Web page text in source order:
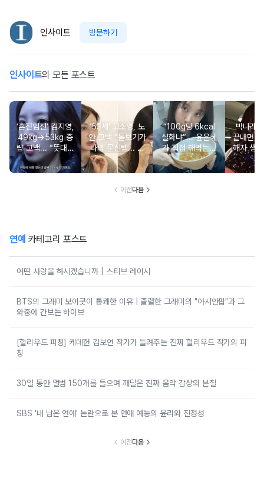
인사이트 방문하기
인사이트의 모든 포스트
‘혼전임신’ 김지영,
49kg→53kg 증
량 고백... “뜻대로
안돼”
‘53세’ 고소영, 노
안 고백 “돋보기가
나의 문신템... 받
아들이기로 했다”
“100g당 6kcal
실화냐”... 윤은혜
가 직접 해먹는다
는 ‘저칼로리 건강
밥’ 레시피, 난리
박나래
끝내면
해자 생
이전다음
연예 카테고리 포스트
어떤 사랑을 하시겠습니까 | 스티브 레이시
BTS의 그래미 보이콧이 통쾌한 이유 | 졸렬한 그래미의 "아시안팝"과 그
와중에 간보는 하이브
[헐리우드 피칭] 케데헌 김보연 작가가 들려주는 진짜 헐리우드 작가의 피
칭
30일 동안 앨범 150개를 들으며 깨달은 진짜 음악 감상의 본질
SBS '내 남은 연애' 논란으로 본 연애 예능의 윤리와 진정성
이전다음